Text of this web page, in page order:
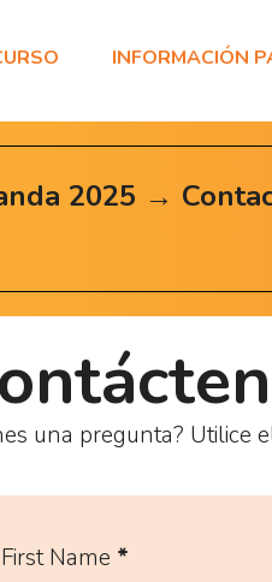
INFORMACIÓN
2025 →
una pregunta? Utilice
First Name *